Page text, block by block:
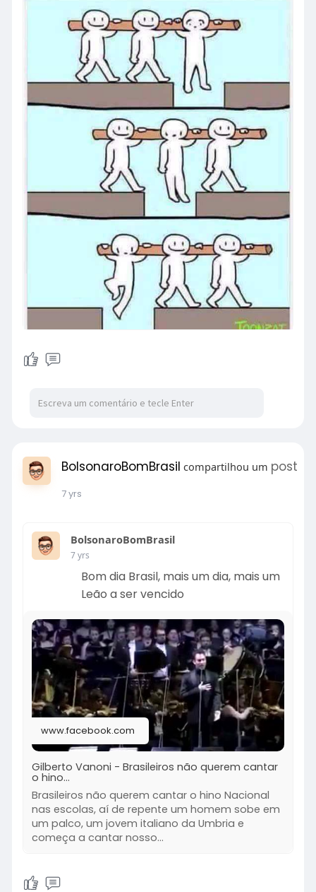
BolsonaroBomBrasil compartilhou um post
7 yrs
BolsonaroBomBrasil
7 yrs
Bom dia Brasil, mais um dia, mais um
Leão a ser vencido
www.facebook.com
Gilberto Vanoni - Brasileiros não querem cantar
o hino...
Brasileiros não querem cantar o hino Nacional
nas escolas, aí de repente um homem sobe em
um palco, um jovem italiano da Umbria e
começa a cantar nosso...